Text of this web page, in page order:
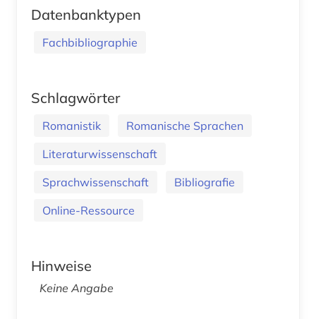
Datenbanktypen
Fachbibliographie
Schlagwörter
Romanistik
Romanische Sprachen
Literaturwissenschaft
Sprachwissenschaft
Bibliografie
Online-Ressource
Hinweise
Keine Angabe